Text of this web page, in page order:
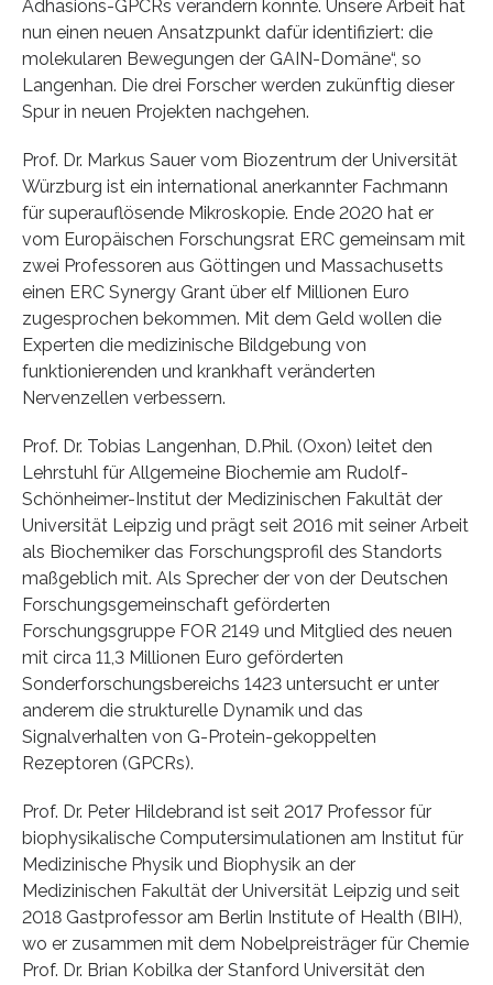
Adhäsions-GPCRs verändern könnte. Unsere Arbeit hat
nun einen neuen Ansatzpunkt dafür identifiziert: die
molekularen Bewegungen der GAIN-Domäne“, so
Langenhan. Die drei Forscher werden zukünftig dieser
Spur in neuen Projekten nachgehen.
Prof. Dr. Markus Sauer vom Biozentrum der Universität
Würzburg ist ein international anerkannter Fachmann
für superauflösende Mikroskopie. Ende 2020 hat er
vom Europäischen Forschungsrat ERC gemeinsam mit
zwei Professoren aus Göttingen und Massachusetts
einen ERC Synergy Grant über elf Millionen Euro
zugesprochen bekommen. Mit dem Geld wollen die
Experten die medizinische Bildgebung von
funktionierenden und krankhaft veränderten
Nervenzellen verbessern.
Prof. Dr. Tobias Langenhan, D.Phil. (Oxon) leitet den
Lehrstuhl für Allgemeine Biochemie am Rudolf-
Schönheimer-Institut der Medizinischen Fakultät der
Universität Leipzig und prägt seit 2016 mit seiner Arbeit
als Biochemiker das Forschungsprofil des Standorts
maßgeblich mit. Als Sprecher der von der Deutschen
Forschungsgemeinschaft geförderten
Forschungsgruppe FOR 2149 und Mitglied des neuen
mit circa 11,3 Millionen Euro geförderten
Sonderforschungsbereichs 1423 untersucht er unter
anderem die strukturelle Dynamik und das
Signalverhalten von G-Protein-gekoppelten
Rezeptoren (GPCRs).
Prof. Dr. Peter Hildebrand ist seit 2017 Professor für
biophysikalische Computersimulationen am Institut für
Medizinische Physik und Biophysik an der
Medizinischen Fakultät der Universität Leipzig und seit
2018 Gastprofessor am Berlin Institute of Health (BIH),
wo er zusammen mit dem Nobelpreisträger für Chemie
Prof. Dr. Brian Kobilka der Stanford Universität den